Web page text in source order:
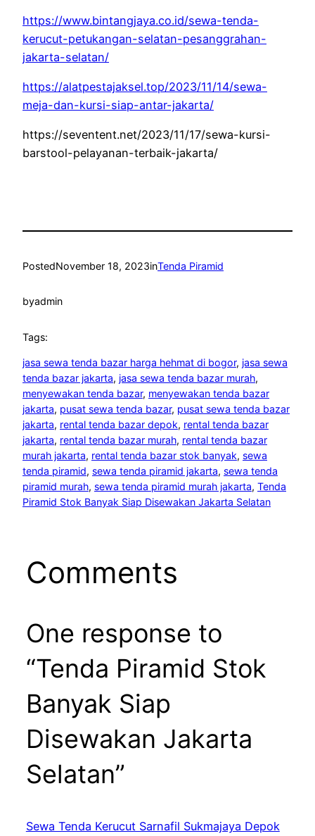
https://www.bintangjaya.co.id/sewa-tenda-
kerucut-petukangan-selatan-pesanggrahan-
jakarta-selatan/
https://alatpestajaksel.top/2023/11/14/sewa-
meja-dan-kursi-siap-antar-jakarta/
https://seventent.net/2023/11/17/sewa-kursi-
barstool-pelayanan-terbaik-jakarta/
PostedNovember 18, 2023inTenda Piramid
byadmin
Tags:
jasa sewa tenda bazar harga hehmat di bogor, jasa sewa
tenda bazar jakarta, jasa sewa tenda bazar murah
menyewakan tenda bazar, menyewakan tenda bazar
jakarta, pusat sewa tenda bazar, pusat sewa tenda bazar
jakarta, rental tenda bazar depok, rental tenda bazar
jakarta, rental tenda bazar murah, rental tenda bazar
murah jakarta, rental tenda bazar stok banyak, sewa
tenda piramid, sewa tenda piramid jakarta, sewa tenda
piramid murah, sewa tenda piramid murah jakarta, Tenda
Piramid Stok Banyak Siap Disewakan Jakarta Selatan
Comments
One response to
“Tenda Piramid Stok
Banyak Siap
Disewakan Jakarta
Selatan”
Sewa Tenda Kerucut Sarnafil Sukmajaya Depok